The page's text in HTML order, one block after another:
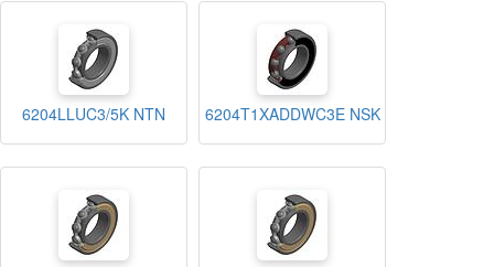
6204LLUC3/5K NTN 6204T1XADDWC3E NSK